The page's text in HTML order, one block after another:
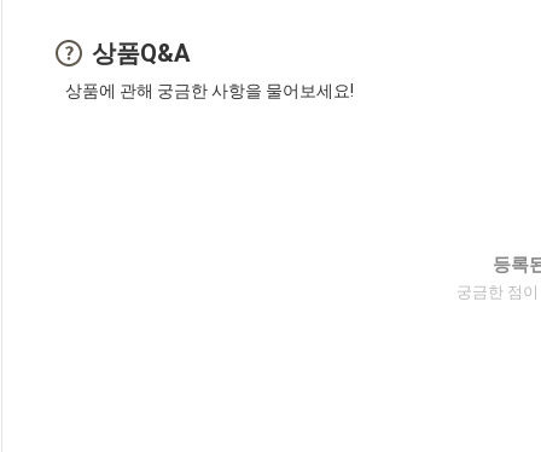
상품Q&A
상품에 관해 궁금한 사항을 물어보세요!
등록
궁금한 점